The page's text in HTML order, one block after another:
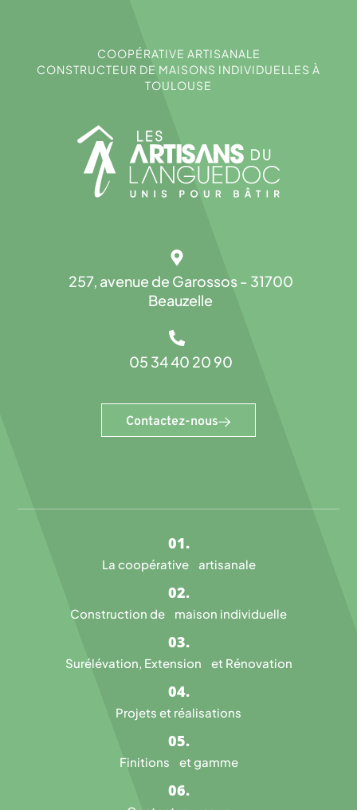
COOPÉRATIVE ARTISANALE
CONSTRUCTEUR DE MAISONS INDIVIDUELLES À
TOULOUSE
257, avenue de Garossos - 31700
Beauzelle
05 34 40 20 90
Contactez-nous
La coopérative artisanale
Construction de maison individuelle
Surélévation, Extension et Rénovation
Projets et réalisations
Finitions et gamme